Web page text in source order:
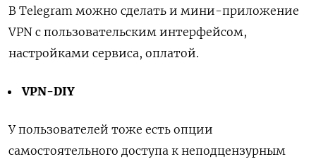
В Telegram можно сделать и мини-приложение
VPN с пользовательским интерфейсом,
настройками сервиса, оплатой.
VPN-DIY
У пользователей тоже есть опции
самостоятельного доступа к неподцензурным